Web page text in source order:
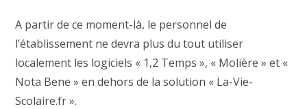
A partir de ce moment-là, le personnel de
l’établissement ne devra plus du tout utiliser
localement les logiciels « 1,2 Temps », « Molière » et «
Nota Bene » en dehors de la solution « La-Vie-
Scolaire.fr ».